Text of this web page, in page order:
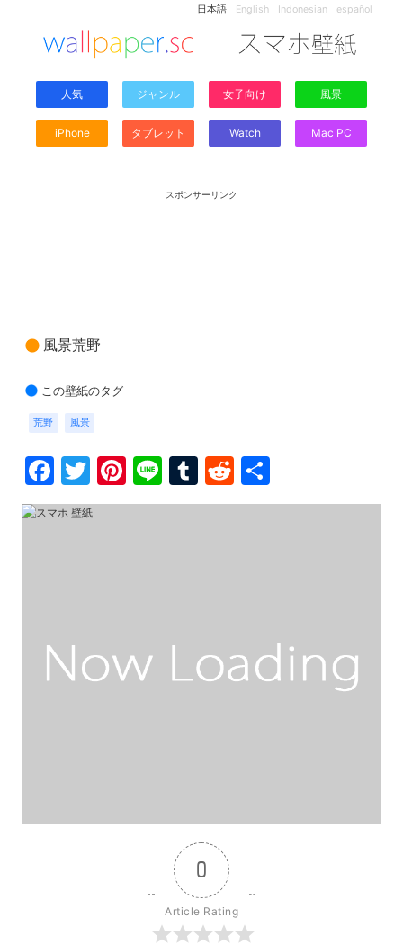
日本語 English Indonesian español
人気 ジャンル 女子向け 風景
iPhone タブレット Watch Mac PC
スポンサーリンク
風景荒野
この壁紙のタグ
荒野 風景
Facebook
Twitter
Pinterest
LineTumblr
Reddit
有
0
Article Rating